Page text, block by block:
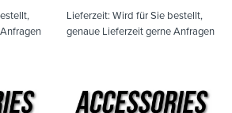
Lieferzeit: Wird für Sie bestellt,
genaue Lieferzeit gerne Anfragen